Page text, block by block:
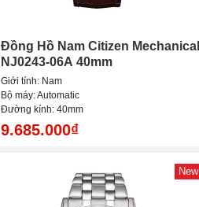
Đồng Hồ Nam Citizen Mechanical
NJ0243-06A 40mm
Giới tính: Nam
Bộ máy: Automatic
Đường kính: 40mm
9.685.000₫
New